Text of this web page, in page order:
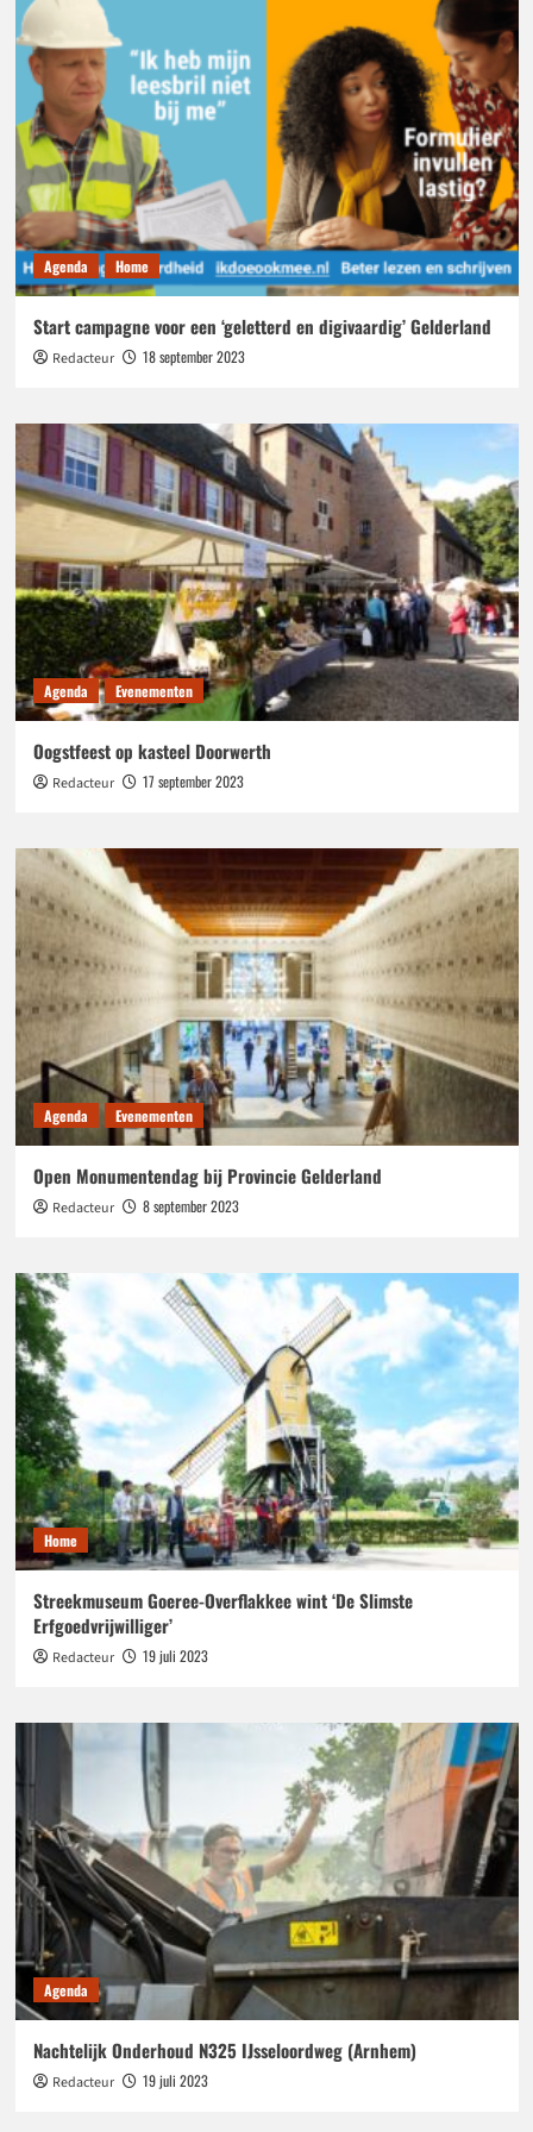
goud
Agenda Home
Start campagne voor een ‘geletterd en digivaardig’ Gelderland
Redacteur 18 september 2023
Agenda Evenementen
Oogstfeest op kasteel Doorwerth
Redacteur 17 september 2023
Agenda Evenementen
Open Monumentendag bij Provincie Gelderland
Redacteur 8 september 2023
Home
Streekmuseum Goeree-Overflakkee wint ‘De Slimste
Erfgoedvrijwilliger’
Redacteur 19 juli 2023
Agenda
Nachtelijk Onderhoud N325 IJsseloordweg (Arnhem)
Redacteur 19 juli 2023